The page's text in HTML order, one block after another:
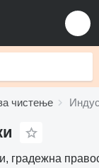
чистење
градежна